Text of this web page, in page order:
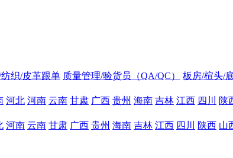
纺织/皮革跟单 质量管理/验货员（QA/QC） 板房/楦头/
河北 河南 云南 甘肃 广西 贵州 海南 吉林 江西 四川 陕
河南 云南 甘肃 广西 贵州 海南 吉林 江西 四川 陕西 山